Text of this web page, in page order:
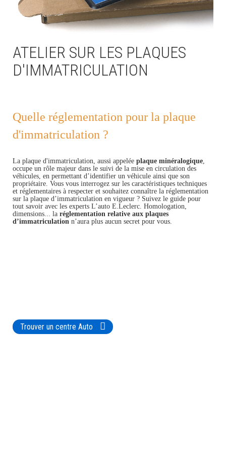
ATELIER SUR LES PLAQUES
D'IMMATRICULATION
Quelle réglementation pour la plaque
d'immatriculation ?
La plaque d'immatriculation, aussi appelée plaque minéralogique,
occupe un rôle majeur dans le suivi de la mise en circulation des
véhicules, en permettant d’identifier un véhicule ainsi que son
propriétaire. Vous vous interrogez sur les caractéristiques techniques
et réglementaires à respecter et souhaitez connaître la réglementation
sur la plaque d’immatriculation en vigueur ? Suivez le guide pour
tout savoir avec les experts L’auto E.Leclerc. Homologation,
dimensions... la réglementation relative aux plaques
d’immatriculation n’aura plus aucun secret pour vous.
Trouver un centre Auto